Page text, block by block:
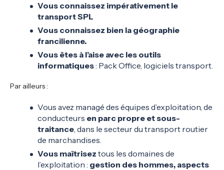
Vous connaissez impérativement le
transport SPL
Vous connaissez bien la géographie
francilienne.
Vous êtes à l’aise avec les outils
informatiques: Pack Office, logiciels transport.
Par ailleurs :
Vous avez managé des équipes d’exploitation, de
conducteurs en parc propre et sous-
traitance, dans le secteur du transport routier
de marchandises.
Vous maîtrisez tous les domaines de
l’exploitation : gestion des hommes, aspects